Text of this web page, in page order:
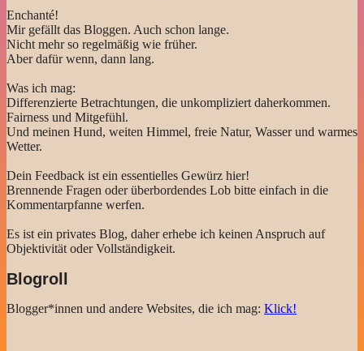
Enchanté!
Mir gefällt das Bloggen. Auch schon lange.
Nicht mehr so regelmäßig wie früher.
Aber dafür wenn, dann lang.
Was ich mag:
Differenzierte Betrachtungen, die unkompliziert daherkommen.
Fairness und Mitgefühl.
Und meinen Hund, weiten Himmel, freie Natur, Wasser und warmes
Wetter.
Dein Feedback ist ein essentielles Gewürz hier!
Brennende Fragen oder überbordendes Lob bitte einfach in die
Kommentarpfanne werfen.
Es ist ein privates Blog, daher erhebe ich keinen Anspruch auf
Objektivität oder Vollständigkeit.
Blogroll
Blogger*innen und andere Websites, die ich mag: Klick!